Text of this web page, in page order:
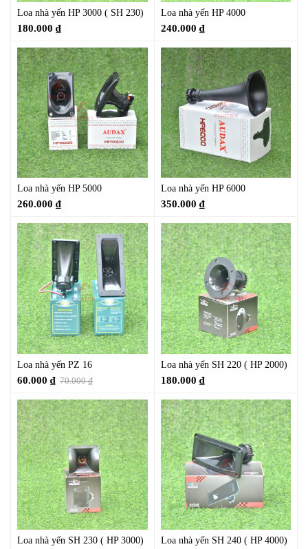
Loa nhà yến HP 3000 ( SH 230)
180.000 ₫
Loa nhà yến HP 4000
240.000 ₫
Loa nhà yến HP 5000
260.000 ₫
Loa nhà yến HP 6000
350.000 ₫
Loa nhà yến PZ 16
70.000₫
60.000 ₫
Loa nhà yến SH 220 ( HP 2000)
180.000 ₫
Loa nhà yến SH 230 ( HP 3000) Loa nhà yến SH 240 ( HP 4000)